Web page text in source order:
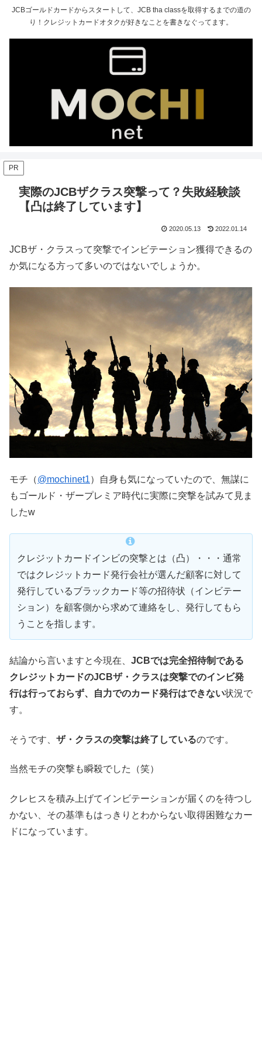
JCBゴールドカードからスタートして、JCB tha classを取得するまでの道の
り！クレジットカードオタクが好きなことを書きなぐってます。
PR
実際のJCBザクラス突撃って？失敗経験談
【凸は終了しています】
2020.05.13 2022.01.14
JCBザ・クラスって突撃でインビテーション獲得できるの
か気になる方って多いのではないでしょうか。
モチ（@mochinet1）自身も気になっていたので、無謀に
もゴールド・ザープレミア時代に実際に突撃を試みて見ま
したw
クレジットカードインビの突撃とは（凸）・・・通常
ではクレジットカード発行会社が選んだ顧客に対して
発行しているブラックカード等の招待状（インビテー
ション）を顧客側から求めて連絡をし、発行してもら
うことを指します。
結論から言いますと今現在、 JCBでは完全招待制である
クレジットカードのJCBザ・クラスは突撃でのインビ発
行は行っておらず、自力でのカード発行はできない状況で
す。
そうです、 ザ・クラスの突撃は終了しているのです。
当然モチの突撃も瞬殺でした（笑）
クレヒスを積み上げてインビテーションが届くのを待つし
かない、その基準もはっきりとわからない取得困難なカー
ドになっています。